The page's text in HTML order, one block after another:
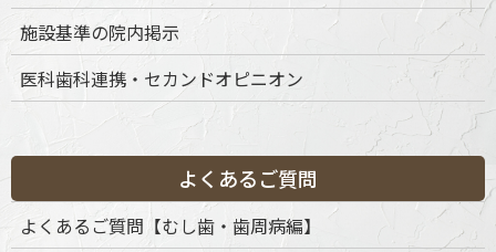
HOME 成人矯正（表側・裏側・部分）
成人矯正（表側・裏側・部分）
施設基準の院内掲示
医科歯科連携・セカンドオピニオン
よくあるご質問
よくあるご質問【むし歯・歯周病編】